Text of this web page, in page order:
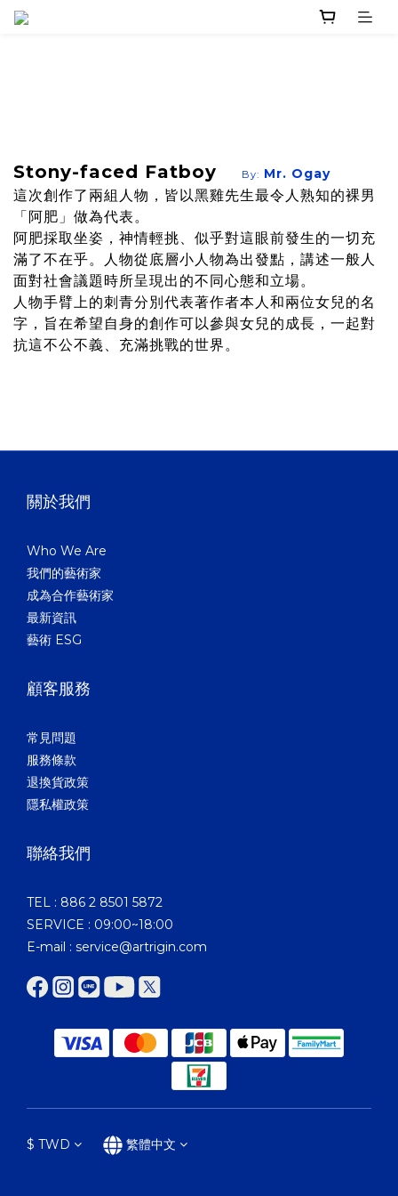
Stony-faced Fatboy By: Mr. Ogay
這次創作了兩組人物，皆以黑雞先生最令人熟知的裸男
「阿肥」做為代表。
阿肥採取坐姿，神情輕挑、似乎對這眼前發生的一切充
滿了不在乎。人物從底層小人物為出發點，講述一般人
面對社會議題時所呈現出的不同心態和立場。
人物手臂上的刺青分別代表著作者本人和兩位女兒的名
字，旨在希望自身的創作可以參與女兒的成長，一起對
抗這不公不義、充滿挑戰的世界。
關於我們
Who We Are
我們的藝術家
成為合作藝術家
最新資訊
藝術 ESG
顧客服務
常見問題
服務條款
退換貨政策
隱私權政策
聯絡我們
TEL : 886 2 8501 5872
SERVICE : 09:00~18:00
E-mail : service@artrigin.com
$ TWD 繁體中文